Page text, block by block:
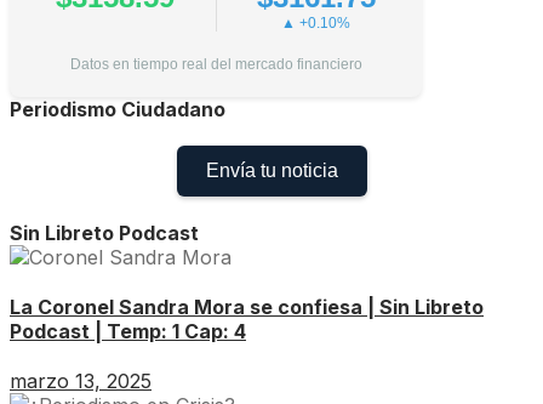
▲ +0.10%
Datos en tiempo real del mercado financiero
Periodismo Ciudadano
Envía tu noticia
Sin Libreto Podcast
La Coronel Sandra Mora se confiesa | Sin Libreto
Podcast | Temp: 1 Cap: 4
marzo 13, 2025